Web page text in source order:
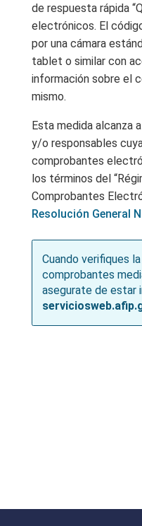
de respuesta rápida
electrónicos. El
por una cámara
tablet o similar con
información sobre el
mismo.
Esta medida alcanza
y/o responsables
comprobantes
los términos del
Comprobantes
Resolución General
Cuando verifiques
comprobantes
asegurate de estar